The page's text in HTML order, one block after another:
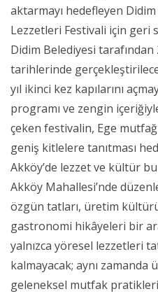
aktarmayı hedefleyen Didim
Lezzetleri Festivali için geri
Didim Belediyesi
tarihlerinde
yıl ikinci kez kapılarını
programı ve zengin
çeken festivalin, Ege
geniş kitlelere tanıtması
Akköy’de lezzet ve kültür
Akköy Mahallesi’nde
özgün tatları, üretim
gastronomi hikâyeleri bir
yalnızca yöresel lezzetleri
kalmayacak; aynı zamanda
geleneksel mutfak